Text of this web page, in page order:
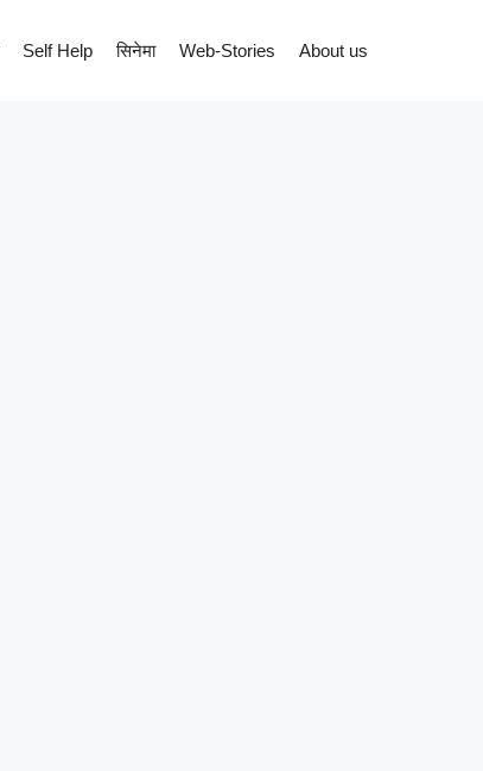
Self Help सिनेमा Web-Stories About us